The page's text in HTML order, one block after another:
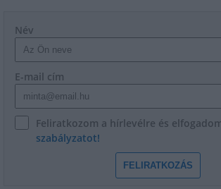
Név
E-mail cím
Feliratkozom a hírlevélre és
szabályzatot!
FELIRATKOZÁS